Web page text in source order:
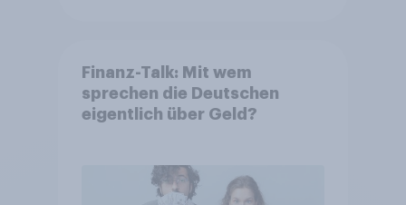
Finanz-Talk: Mit wem
sprechen die Deutschen
eigentlich über Geld?